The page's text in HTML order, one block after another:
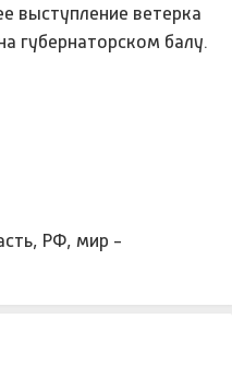
выступление ветерка
губернаторском балу.
РФ, мир -